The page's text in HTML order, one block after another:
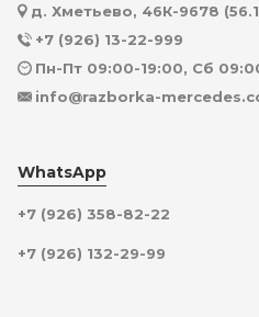
д. Хметьево, 46К-9678
+7 (926) 13-22-999
Пн-Пт 09:00-19:00, Сб
info@razborka-
WhatsApp
+7 (926) 358-82-22
+7 (926) 132-29-99